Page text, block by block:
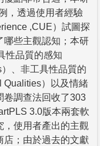
，透過使用者經驗
,CUE）試圖探
哪些主觀認知；本研
性品質的感知
、非工具性品質的
Qualities）以及情緒
卷調查法回收了303
3.0版本兩套軟
，使用者產出的主觀
店；由於過去的文獻